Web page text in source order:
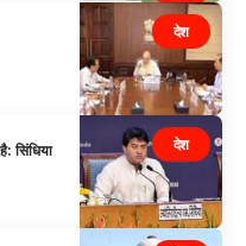
मनोरंजन
शिक्षा
सोशल
हेल्थ
देश
देश
सिंधिया